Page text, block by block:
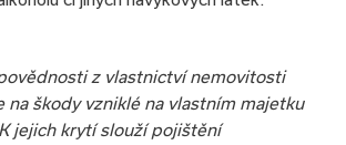
z vlastnictví nemovitosti
na škody vzniklé na vlastním majetku
jejich krytí slouží pojištění